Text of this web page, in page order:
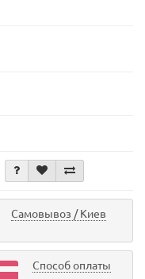
Самовывоз / Киев
Способ оплаты